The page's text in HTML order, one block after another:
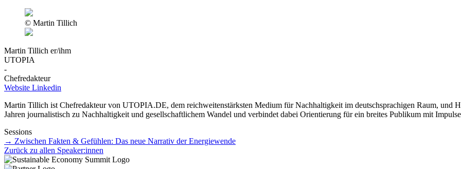
© Martin Tillich
Martin Tillich er/ihm
UTOPIA
-
Chefredakteur
Website Linkedin
Martin Tillich ist Chefredakteur von UTOPIA.DE, dem reichweitenstärksten Medium für Nachhaltigkeit im deutschsprachigen Raum, und
Jahren journalistisch zu Nachhaltigkeit und gesellschaftlichem Wandel und verbindet dabei Orientierung für ein breites Publikum mit
Sessions
→ Zwischen Fakten & Gefühlen: Das neue Narrativ der Energiewende
Zurück zu allen Speaker:innen